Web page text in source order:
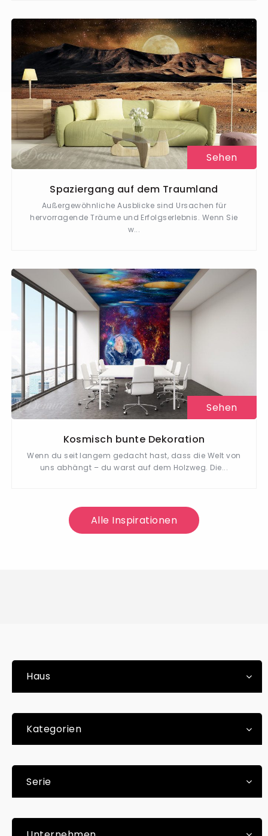
Sehen
Spaziergang auf dem Traumland
Außergewöhnliche Ausblicke sind Ursachen für
hervorragende Träume und Erfolgserlebnis. Wenn Sie
w...
Sehen
Kosmisch bunte Dekoration
Wenn du seit langem gedacht hast, dass die Welt von
uns abhängt – du warst auf dem Holzweg. Die...
Alle Inspirationen
Haus
Kategorien
Serie